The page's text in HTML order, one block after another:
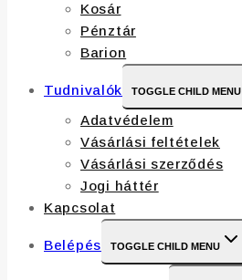
Kosár
Pénztár
Barion
Tudnivalók TOGGLE CHILD MENU
Adatvédelem
Vásárlási feltételek
Vásárlási szerződés
Jogi háttér
Kapcsolat
Belépés TOGGLE CHILD MENU